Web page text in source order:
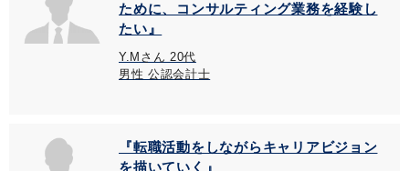
ために、コンサルティング業務を経験し
たい』
Y.Mさん 20代
男性 公認会計士
『転職活動をしながらキャリアビジョン
を描いていく』